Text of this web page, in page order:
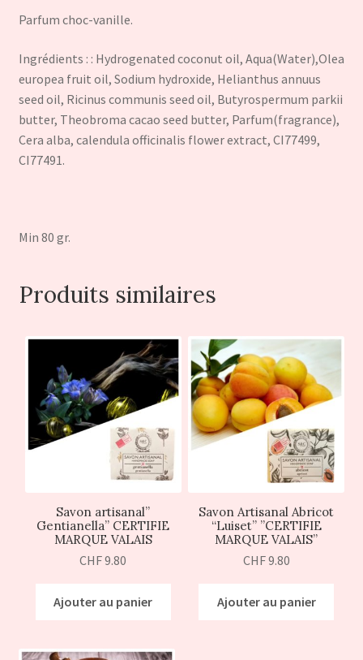
Parfum choc-vanille.
Ingrédients : : Hydrogenated coconut oil, Aqua(Water),Olea
europea fruit oil, Sodium hydroxide, Helianthus annuus
seed oil, Ricinus communis seed oil, Butyrospermum parkii
butter, Theobroma cacao seed butter, Parfum(fragrance),
Cera alba, calendula officinalis flower extract, CI77499,
CI77491.
Min 80 gr.
Produits similaires
Savon artisanal”
Gentianella” CERTIFIE
MARQUE VALAIS
CHF9.80
Ajouter au panier
Savon Artisanal Abricot
“Luiset” ”CERTIFIE
MARQUE VALAIS”
CHF9.80
Ajouter au panier